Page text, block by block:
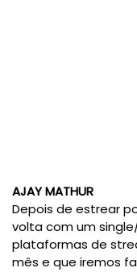
AJAY MATHUR
Depois de estrear
volta com um
plataformas de
mês e que iremos